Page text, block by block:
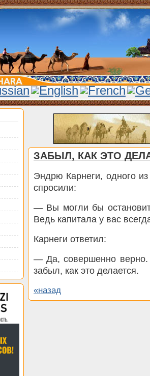
ЗАБЫЛ, КАК ЭТО
Эндрю Карнеги, одного
спросили:
— Вы могли бы
Ведь капитала у вас
Карнеги ответил:
— Да, совершенно верно.
забыл, как это делается.
«назад